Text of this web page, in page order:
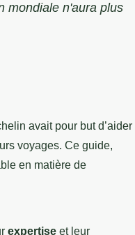
mondiale n'aura plus
avait pour but d’aider
voyages. Ce guide,
en matière de
expertise et leur